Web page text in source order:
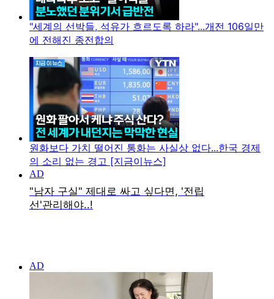
"세계의 선박들, 석유가 흐르도록 하라"...개전 106일만
에 전해진 종전합의
원화보다 가치 떨어진 통화는 사실상 없다...한국 경제
의 소리 없는 경고 [지금이뉴스]